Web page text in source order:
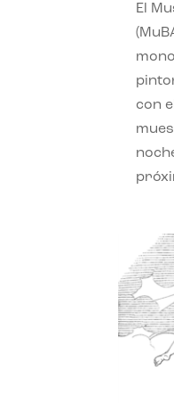
El
con